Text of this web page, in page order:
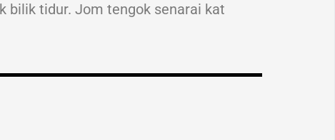
bilik tidur. Jom tengok senarai kat